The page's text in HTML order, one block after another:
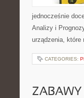
jednocześnie
Analizy i
urządzenia, które
CATEGORIES:
ZABAWY